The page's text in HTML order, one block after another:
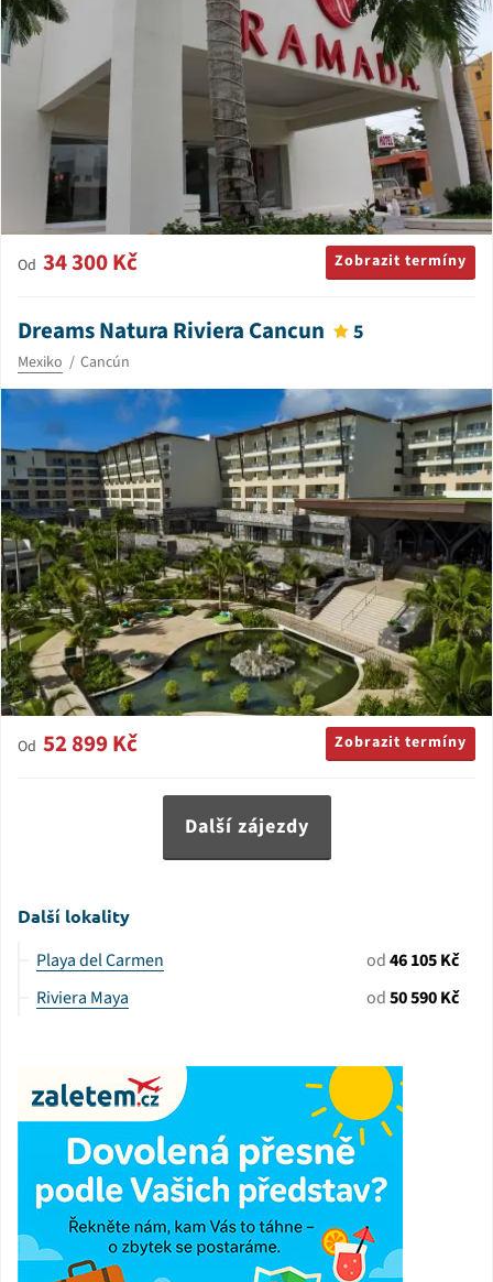
Od 34 300 Kč Zobrazit termíny
Dreams Natura Riviera Cancun 5
Mexiko Cancún
Od 52 899 Kč Zobrazit termíny
Další zájezdy
Další lokality
Playa del Carmen od46 105 Kč
Riviera Maya
od50 590 Kč